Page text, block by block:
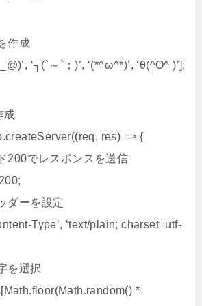
作成
‘┐(`～`；)’, ‘(*^ω^*)’, ‘θ(^O^ )’];
成
res) => {
200でレスポンスを送信
ダーを設定
Type’, ‘text/plain; charset=utf-
を選択
*